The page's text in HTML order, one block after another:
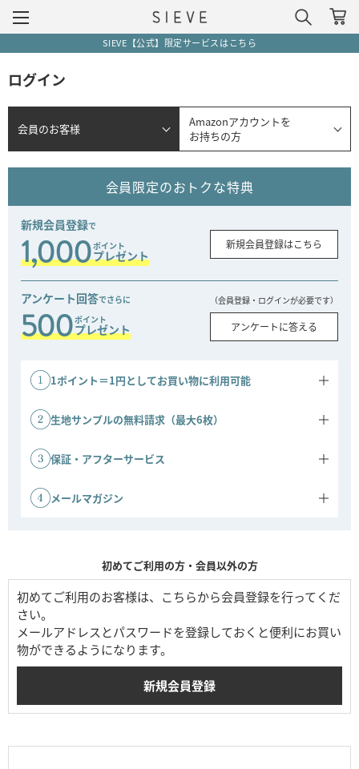
SIEVE【公式】限定サービスはこちら
ログイン
会員のお客様
Amazonアカウントを
お持ちの方
会員限定のおトクな特典
新規会員登録で
1,000ポイント
プレゼント
新規会員登録はこちら
アンケート回答でさらに
500ポイント
プレゼント
（会員登録・ログインが必要です）
アンケートに答える
1ポイント＝1円としてお買い物に利用可能
1ポイント＝1円としてご利用いただけます。
生地サンプルの無料請求（最大6枚）
際の色味や質感をお確かめのうえ、安心してお選びいただけます。
※ご請求には事前の会員登録が必要です。
保証・アフターサービス
その他商品 1年保証：その他商品は1年間保証です。
メールマガジン
初めてご利用の方・会員以外の方
初めてご利用のお客様は、こちらから会員登録を行ってくだ
さい。
メールアドレスとパスワードを登録しておくと便利にお買い
物ができるようになります。